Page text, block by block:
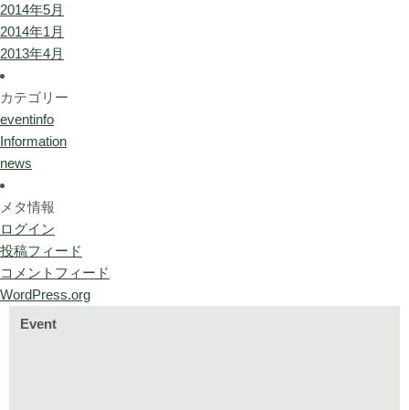
2014年5月
2014年1月
2013年4月
カテゴリー
eventinfo
Information
news
メタ情報
ログイン
投稿フィード
コメントフィード
WordPress.org
Event